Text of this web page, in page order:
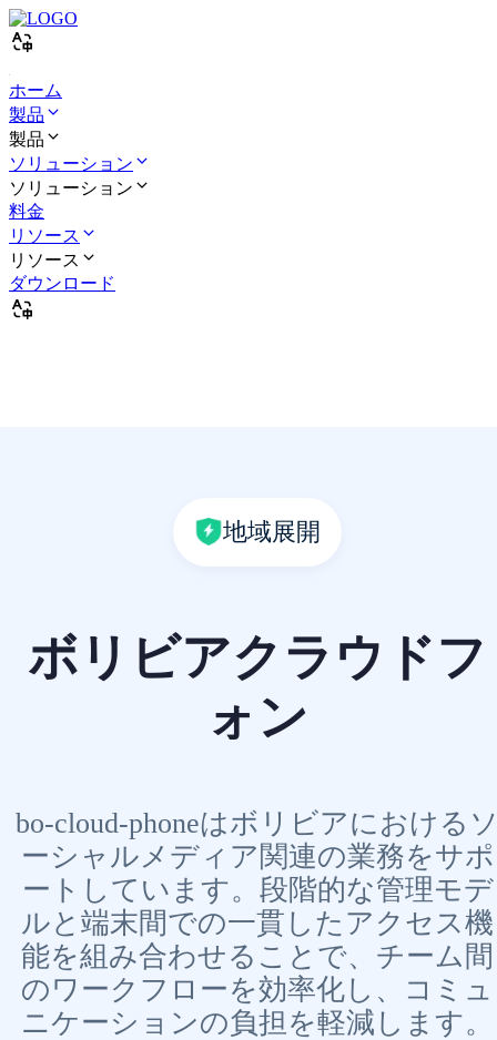
ホーム
製品
製品
ソリューション
ソリューション
料金
リソース
リソース
ダウンロード
地域展開
ボリビアクラウドフ
ォン
bo-cloud-phoneはボリビアにおける
ーシャルメディア関連の業務をサポ
ートしています。段階的な管理モデ
ルと端末間での一貫したアクセス機
能を組み合わせることで、チーム間
のワークフローを効率化し、コミュ
ニケーションの負担を軽減します。